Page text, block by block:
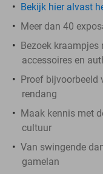
Bekijk hier alvast
Meer dan 40
Bezoek
accessoires en
Proef bijvoorbeeld
rendang
Maak kennis met
cultuur
Van swingende
gamelan